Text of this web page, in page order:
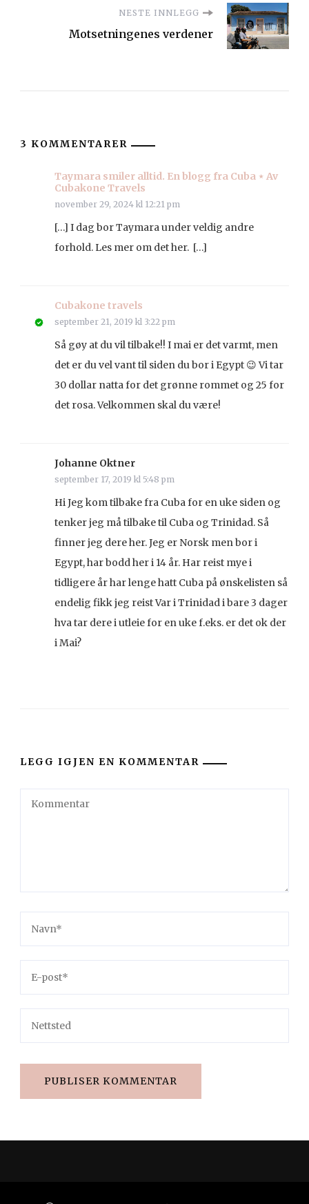
NESTE INNLEGG
Motsetningenes verdener
3 KOMMENTARER
Taymara smiler alltid. En blogg fra Cuba ⋆ Av
Cubakone Travels
november 29, 2024 kl 12:21 pm
[…] I dag bor Taymara under veldig andre
forhold. Les mer om det her. […]
Cubakone travels
september 21, 2019 kl 3:22 pm
Så gøy at du vil tilbake!! I mai er det varmt, men
det er du vel vant til siden du bor i Egypt 😉 Vi tar
30 dollar natta for det grønne rommet og 25 for
det rosa. Velkommen skal du være!
Johanne Oktner
september 17, 2019 kl 5:48 pm
Hi Jeg kom tilbake fra Cuba for en uke siden og
tenker jeg må tilbake til Cuba og Trinidad. Så
finner jeg dere her. Jeg er Norsk men bor i
Egypt, har bodd her i 14 år. Har reist mye i
tidligere år har lenge hatt Cuba på ønskelisten så
endelig fikk jeg reist Var i Trinidad i bare 3 dager
hva tar dere i utleie for en uke f.eks. er det ok der
i Mai?
LEGG IGJEN EN KOMMENTAR